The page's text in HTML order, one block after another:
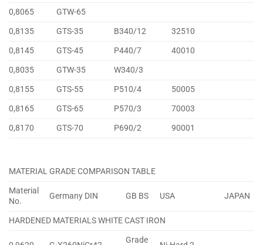
0,8065
GTW-65
0,8135
GTS-35 B340/12
32510
0,8145
GTS-45 P440/7
40010
0,8035
GTW-35
W340/3
0,8155
GTS-55 P510/4
50005
0,8165
GTS-65 P570/3
70003
0,8170
GTS-70 P690/2 90001
MATERIAL GRADE COMPARISON TABLE
Material
No.
Germany DIN GB BS USA JAPAN
HARDENED MATERIALS WHITE CAST IRON
Grade